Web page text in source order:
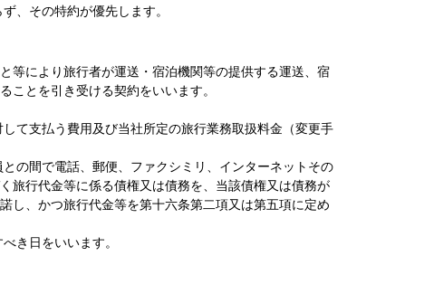
、その特約が優先します。
により旅行者が運送・宿泊機関等の提供する運送、宿
とを引き受ける契約をいいます。
て支払う費用及び当社所定の旅行業務取扱料金（変更手
の間で電話、郵便、ファクシミリ、インターネットその
旅行代金等に係る債権又は債務を、当該債権又は債務が
し、かつ旅行代金等を第十六条第二項又は第五項に定め
き日をいいます。